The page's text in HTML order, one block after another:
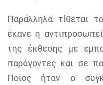
Παράλληλα τίθεται
έκανε η
της έκθεσης με
παράγοντες και σε
Ποιος ήταν ο